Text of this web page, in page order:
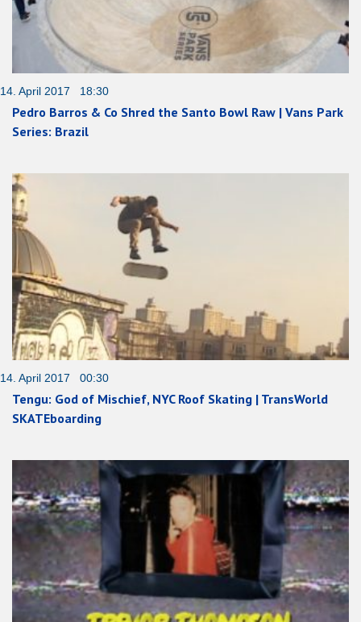
14. April 2017 18:30
Pedro Barros & Co Shred the Santo Bowl Raw | Vans Park
Series: Brazil
14. April 2017 00:30
Tengu: God of Mischief, NYC Roof Skating | TransWorld
SKATEboarding